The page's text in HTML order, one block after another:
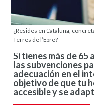
¿Resides en Cataluña,
Terres de l’Ebre?
Si tienes más de 65
las subvenciones
adecuación en el
objetivo de que tu
accesible y se